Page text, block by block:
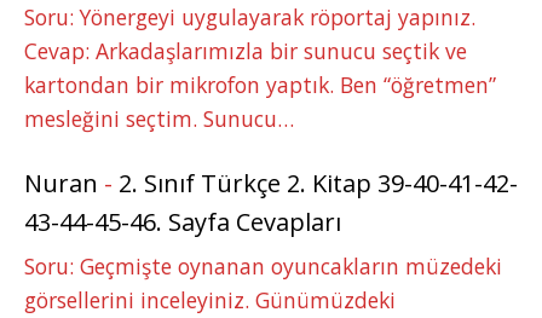
Soru: Yönergeyi uygulayarak röportaj yapınız.
Cevap: Arkadaşlarımızla bir sunucu seçtik ve
kartondan bir mikrofon yaptık. Ben “öğretmen”
mesleğini seçtim. Sunucu…
Nuran - 2. Sınıf Türkçe 2. Kitap 39-40-41-42-
43-44-45-46. Sayfa Cevapları
Soru: Geçmişte oynanan oyuncakların müzedeki
görsellerini inceleyiniz. Günümüzdeki